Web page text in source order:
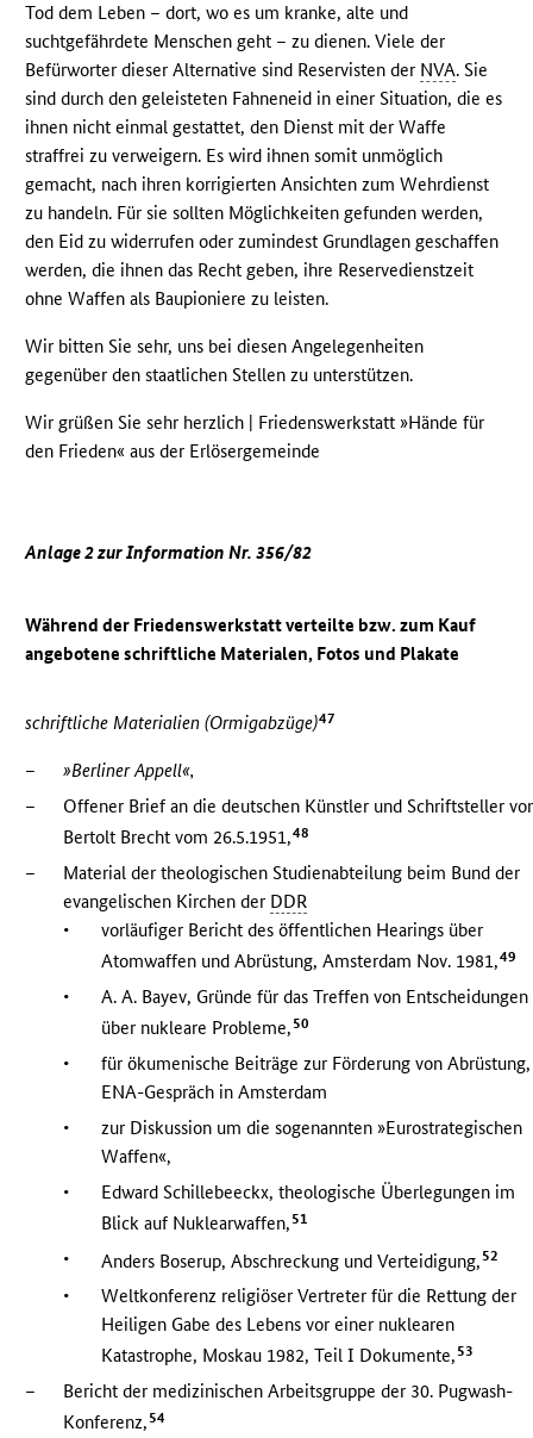
Tod dem Leben – dort, wo es um kranke, alte und
suchtgefährdete Menschen geht – zu dienen. Viele der
Befürworter dieser Alternative sind Reservisten der NVA. Sie
sind durch den geleisteten Fahneneid in einer Situation, die es
ihnen nicht einmal gestattet, den Dienst mit der Waffe
straffrei zu verweigern. Es wird ihnen somit unmöglich
gemacht, nach ihren korrigierten Ansichten zum Wehrdienst
zu handeln. Für sie sollten Möglichkeiten gefunden werden,
den Eid zu widerrufen oder zumindest Grundlagen geschaffen
werden, die ihnen das Recht geben, ihre Reservedienstzeit
ohne Waffen als Baupioniere zu leisten.
Wir bitten Sie sehr, uns bei diesen Angelegenheiten
gegenüber den staatlichen Stellen zu unterstützen.
Wir grüßen Sie sehr herzlich | Friedenswerkstatt »Hände für
den Frieden« aus der Erlösergemeinde
Anlage 2 zur Information Nr. 356/82
Während der Friedenswerkstatt verteilte bzw. zum Kauf
angebotene schriftliche Materialen, Fotos und Plakate
schriftliche Materialien (Ormigabzüge)47
–
»Berliner Appell«,
–
Offener Brief an die deutschen Künstler und Schriftsteller
Bertolt Brecht vom 26.5.1951,48
–
Material der theologischen Studienabteilung beim Bund der
evangelischen Kirchen der DDR
•
vorläufiger Bericht des öffentlichen Hearings über
Atomwaffen und Abrüstung, Amsterdam Nov. 1981,49
•
A. A. Bayev, Gründe für das Treffen von Entscheidungen
über nukleare Probleme, 50
•
für ökumenische Beiträge zur Förderung von Abrüstung,
ENA-Gespräch in Amsterdam
•
zur Diskussion um die sogenannten »Eurostrategischen
Waffen«,
•
Edward Schillebeeckx, theologische Überlegungen im
Blick auf Nuklearwaffen, 51
• Anders Boserup, Abschreckung und Verteidigung,52
•
Weltkonferenz religiöser Vertreter für die Rettung der
Heiligen Gabe des Lebens vor einer nuklearen
Katastrophe, Moskau 1982, Teil I Dokumente,53
–
Bericht der medizinischen Arbeitsgruppe der 30. Pugwash-
Konferenz,54